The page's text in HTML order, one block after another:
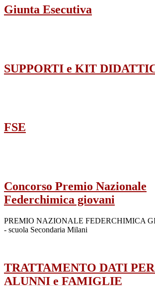
Giunta Esecutiva
SUPPORTI e KIT
FSE
Concorso Premio Nazionale
Federchimica giovani
PREMIO NAZIONALE FEDERCHIMICA
- scuola Secondaria Milani
TRATTAMENTO DATI
ALUNNI e FAMIGLIE